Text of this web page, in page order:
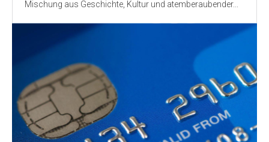
Mischung aus Geschichte, Kultur und atemberaubender...